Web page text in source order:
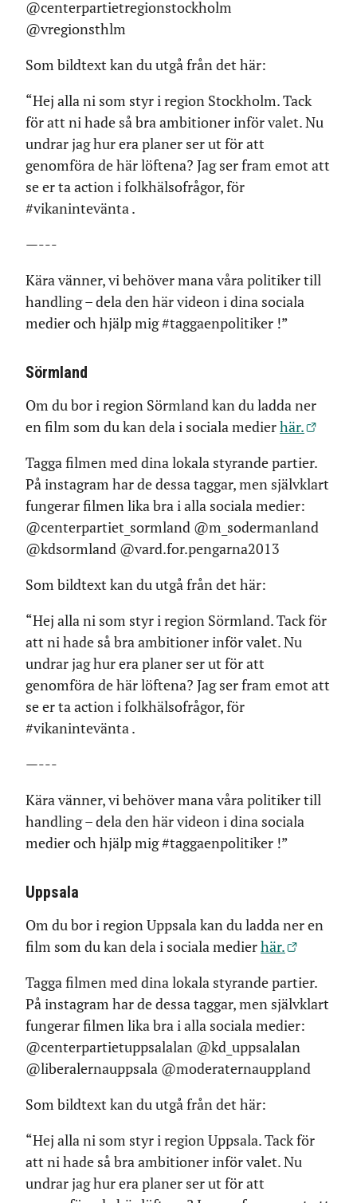
@centerpartietregionstockholm
@vregionsthlm
Som bildtext kan du utgå från det här:
“Hej alla ni som styr i region Stockholm. Tack
för att ni hade så bra ambitioner inför valet. Nu
undrar jag hur era planer ser ut för att
genomföra de här löftena? Jag ser fram emot att
se er ta action i folkhälsofrågor, för
#vikanintevänta .
—---
Kära vänner, vi behöver mana våra politiker till
handling – dela den här videon i dina sociala
medier och hjälp mig #taggaenpolitiker !”
Sörmland
Om du bor i region Sörmland kan du ladda ner
en film som du kan dela i sociala medierhär.
Tagga filmen med dina lokala styrande partier.
På instagram har de dessa taggar, men självklart
fungerar filmen lika bra i alla sociala medier:
@centerpartiet_sormland @m_sodermanland
@kdsormland @vard.for.pengarna2013
Som bildtext kan du utgå från det här:
“Hej alla ni som styr i region Sörmland. Tack för
att ni hade så bra ambitioner inför valet. Nu
undrar jag hur era planer ser ut för att
genomföra de här löftena? Jag ser fram emot att
se er ta action i folkhälsofrågor, för
#vikanintevänta .
—---
Kära vänner, vi behöver mana våra politiker till
handling – dela den här videon i dina sociala
medier och hjälp mig #taggaenpolitiker !”
Uppsala
Om du bor i region Uppsala kan du ladda ner en
film som du kan dela i sociala medierhär.
Tagga filmen med dina lokala styrande partier.
På instagram har de dessa taggar, men självklart
fungerar filmen lika bra i alla sociala medier:
@centerpartietuppsalalan @kd_uppsalalan
@liberalernauppsala @moderaternauppland
Som bildtext kan du utgå från det här:
“Hej alla ni som styr i region Uppsala. Tack för
att ni hade så bra ambitioner inför valet. Nu
undrar jag hur era planer ser ut för att